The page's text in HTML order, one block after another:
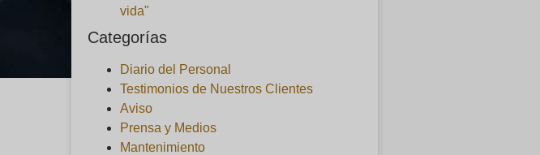
vida"
Categorías
Diario del Personal
Testimonios de Nuestros Clientes
Aviso
Prensa y Medios
Mantenimiento